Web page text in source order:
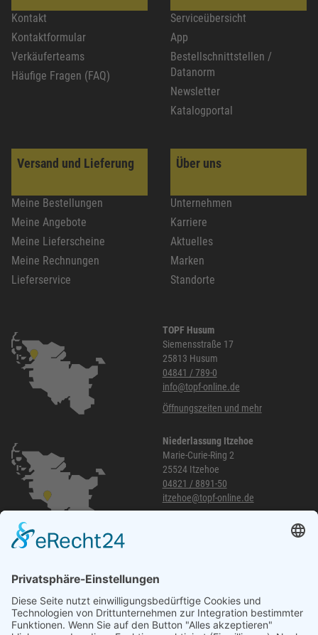
Kontakt
Kontaktformular
Verkäuferteams
Häufige Fragen (FAQ)
Serviceübersicht
App
Bestellschnittstellen /
Datanorm
Newsletter
Katalogportal
Versand und Lieferung
Meine Bestellungen
Meine Angebote
Meine Lieferscheine
Meine Rechnungen
Lieferservice
Über uns
Unternehmen
Karriere
Aktuelles
Marken
Standorte
TOPF Husum
Siemensstraße 17
25813 Husum
04841 / 789-0
info@topf-online.de
Öffnungszeiten und mehr
Niederlassung Itzehoe
Marie-Curie-Ring 2
25524 Itzehoe
04821 / 8891-50
itzehoe@topf-online.de
040 / 21 04 04 04-04
glinde@topf-online.de
Öffnungszeiten und mehr